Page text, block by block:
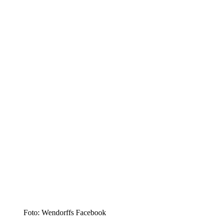
Foto: Wendorffs Facebook